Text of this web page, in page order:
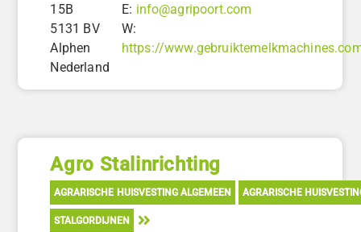
15B
5131 BV
Alphen
Nederland
E: info@agripoort.com
W:
https://
Agro Stalinrichting
AGRARISCHE HUISVESTING ALGEMEEN AGRARISCHE
STALGORDIJNEN